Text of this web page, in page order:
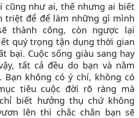
cũng như ai, thế nhưng ai biết
triệt để để làm những gì mình
thành công, còn ngược lại
quý trọng tận dụng thời gian
bại. Cuộc sống giàu sang hay
tất cả đều do bạn và nằm
không có ý chí, không có
tiêu cuộc đời rõ ràng mà
biết hưởng thụ chứ không
lên thì chắc chắn bạn sẽ